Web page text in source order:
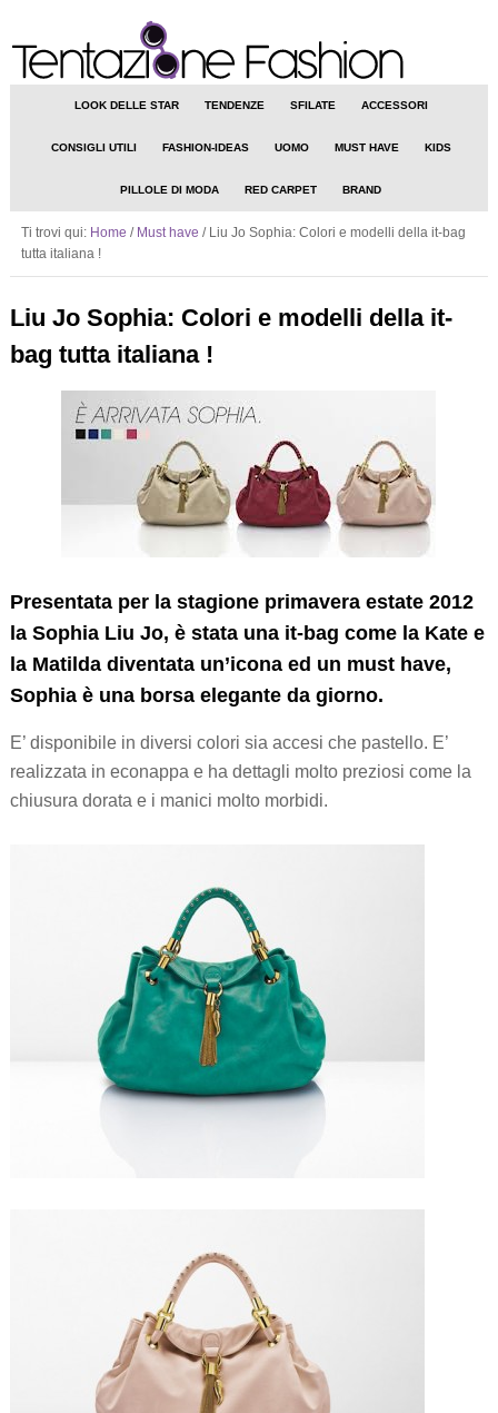
LOOK DELLE STAR TENDENZE SFILATE ACCESSORI
CONSIGLI UTILI FASHION-IDEAS UOMO MUST HAVE KIDS
PILLOLE DI MODA RED CARPET BRAND
Ti trovi qui: Home / Must have /Liu Jo Sophia: Colori e modelli della it-bag
tutta italiana !
Liu Jo Sophia: Colori e modelli della it-
bag tutta italiana !
Presentata per la stagione primavera estate 2012
la Sophia Liu Jo, è stata una it-bag come la Kate e
la Matilda diventata un’icona ed un must have,
Sophiaè una borsa elegante da giorno.
E’ disponibile in diversi colori sia accesi che pastello. E’
realizzata in econappa e ha dettagli molto preziosi come la
chiusura dorata e i manici molto morbidi.